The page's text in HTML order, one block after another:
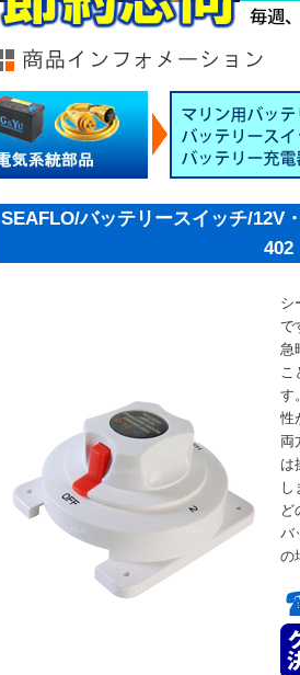
SEAFLO/バッテリースイッチ/12V
402
シ
で
急
こ
す
性
両
は
し
ど
バ
の